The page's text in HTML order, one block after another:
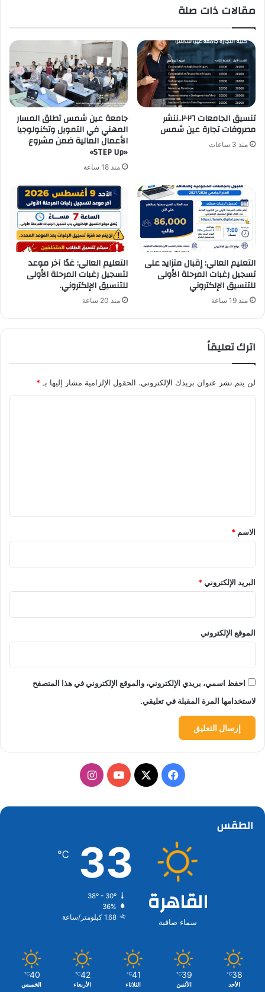
مقالات ذات صلة
تنسيق الجامعات ٢٠٢٦..ننشر
مصروفات تجارة عين شمس
منذ 3 ساعات
جامعة عين شمس تطلق المسار
المهني في التمويل وتكنولوجيا
الأعمال المالية ضمن مشروع
«STEP Up»
منذ 18 ساعة
التعليم العالي: إقبال متزايد على
تسجيل رغبات المرحلة الأولى
للتنسيق الإلكتروني
منذ 19 ساعة
التعليم العالي: غدًا آخر موعد
لتسجيل رغبات المرحلة الأولى
للتنسيق الإلكتروني.
منذ 20 ساعة
اترك تعليقاً
لن يتم نشر عنوان بريدك الإلكتروني. الحقول الإلزامية مشار إليها بـ *
*
الاسم *
البريد الإلكتروني*
الموقع الإلكتروني
احفظ اسمي، بريدي الإلكتروني، والموقع الإلكتروني في هذا المتصفح
لاستخدامها المرة المقبلة في تعليقي.
فيسبوك
‫X
‫YouTubeانستقرام
الطقس
القاهرة
سماء صافية
33
℃
38º - 30º
36%
1.68 كيلومتر/ساعة
38
℃
الأحد
39
℃
الأثنين
41
℃
الثلاثاء
42
℃
الأربعاء
40
℃
الخميس